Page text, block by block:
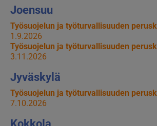
Joensuu
Työsuojelun ja työturvallisuuden
1.9.2026
Työsuojelun ja työturvallisuuden
3.11.2026
Jyväskylä
Työsuojelun ja työturvallisuuden
7.10.2026